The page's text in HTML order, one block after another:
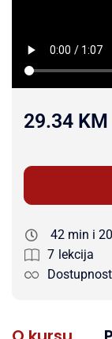
29.34
42 min i
7 lekcija